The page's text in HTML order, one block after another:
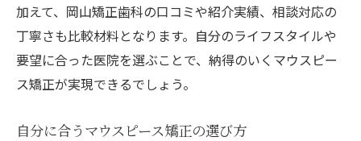
加えて、岡山矯正歯科の口コミや紹介実績、相談対応の
丁寧さも比較材料となります。自分のライフスタイルや
要望に合った医院を選ぶことで、納得のいくマウスピー
ス矯正が実現できるでしょう。
自分に合うマウスピース矯正の選び方